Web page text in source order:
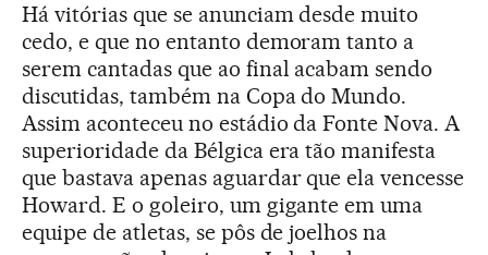
Há vitórias que se anunciam desde muito
cedo, e que no entanto demoram tanto a
serem cantadas que ao final acabam sendo
discutidas, também na Copa do Mundo.
Assim aconteceu no estádio da Fonte Nova. A
superioridade da Bélgica era tão manifesta
que bastava apenas aguardar que ela vencesse
Howard. E o goleiro, um gigante em uma
equipe de atletas, se pôs de joelhos na